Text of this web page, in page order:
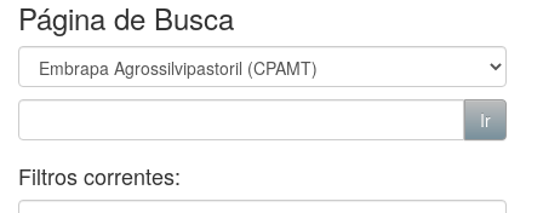
Página de Busca
Filtros correntes: